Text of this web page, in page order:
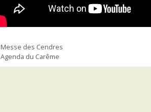
Messe des Cendres
Agenda du Carême